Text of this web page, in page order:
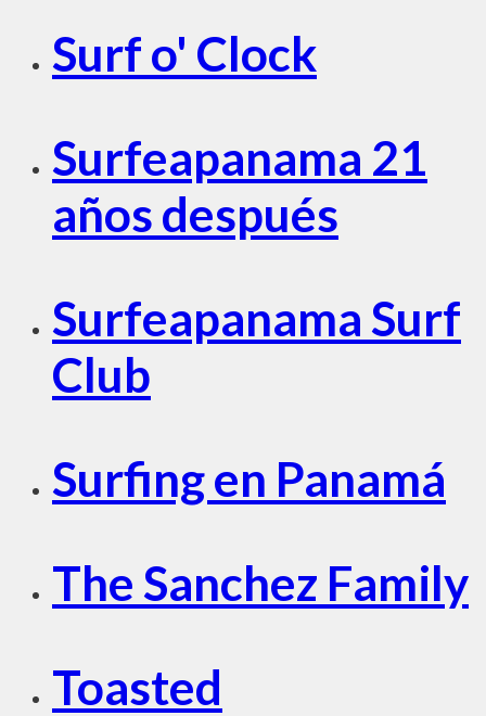
Surf o' Clock
Surfeapanama 21
años después
Surfeapanama Surf
Club
Surfing en Panamá
The Sanchez Family
Toasted